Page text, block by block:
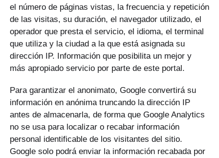
el número de páginas vistas, la frecuencia y repetición
de las visitas, su duración, el navegador utilizado, el
operador que presta el servicio, el idioma, el terminal
que utiliza y la ciudad a la que está asignada su
dirección IP. Información que posibilita un mejor y
más apropiado servicio por parte de este portal.
Para garantizar el anonimato, Google convertirá su
información en anónima truncando la dirección IP
antes de almacenarla, de forma que Google Analytics
no se usa para localizar o recabar información
personal identificable de los visitantes del sitio.
Google solo podrá enviar la información recabada por